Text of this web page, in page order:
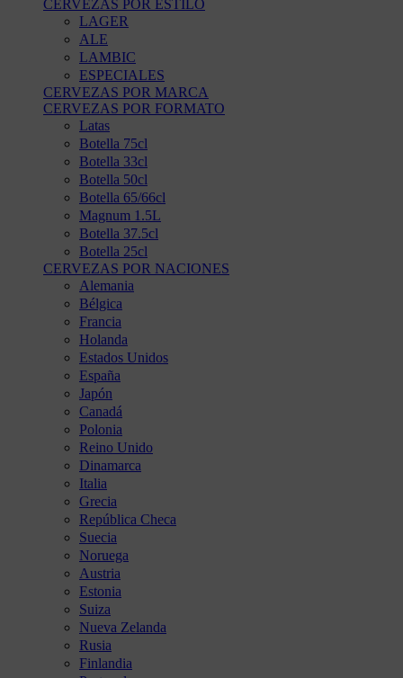
CERVEZAS POR ESTILO
LAGER
ALE
LAMBIC
ESPECIALES
CERVEZAS POR MARCA
CERVEZAS POR FORMATO
Latas
Botella 75cl
Botella 33cl
Botella 50cl
Botella 65/66cl
Magnum 1.5L
Botella 37.5cl
Botella 25cl
CERVEZAS POR NACIONES
Alemania
Bélgica
Francia
Holanda
Estados Unidos
España
Japón
Canadá
Polonia
Reino Unido
Dinamarca
Italia
Grecia
República Checa
Suecia
Noruega
Austria
Estonia
Suiza
Nueva Zelanda
Rusia
Finlandia